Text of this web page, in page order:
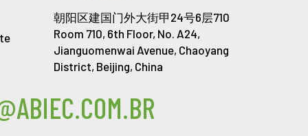
朝阳区建国门外大街甲24号6层710
Room 710, 6th Floor, No. A24,
Jianguomenwai Avenue, Chaoyang
District, Beijing, China